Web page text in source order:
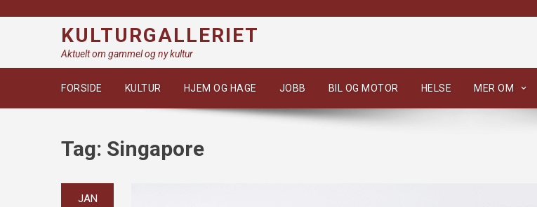
KULTURGALLERIET
Aktuelt om gammel og ny kultur
FORSIDE KULTUR HJEM OG HAGE JOBB BIL OG MOTOR HELSE MER OM
Tag: Singapore
JAN